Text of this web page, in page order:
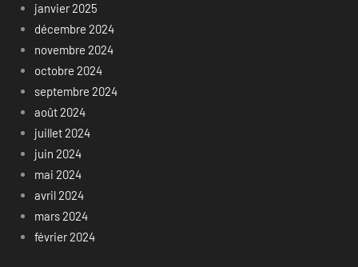
janvier 2025
décembre 2024
novembre 2024
octobre 2024
septembre 2024
août 2024
juillet 2024
juin 2024
mai 2024
avril 2024
mars 2024
février 2024